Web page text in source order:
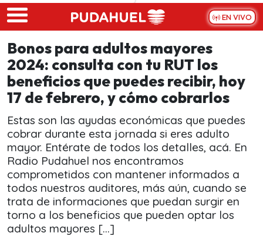
Skip to main content
EN VIVO
Bonos para adultos mayores
2024: consulta con tu RUT los
beneficios que puedes recibir, hoy
17 de febrero, y cómo cobrarlos
Estas son las ayudas económicas que puedes
cobrar durante esta jornada si eres adulto
mayor. Entérate de todos los detalles, acá. En
Radio Pudahuel nos encontramos
comprometidos con mantener informados a
todos nuestros auditores, más aún, cuando se
trata de informaciones que puedan surgir en
torno a los beneficios que pueden optar los
adultos mayores […]